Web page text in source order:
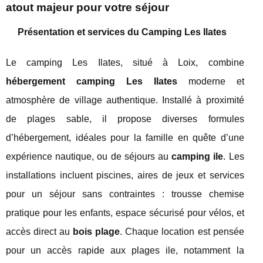
atout majeur pour votre séjour
Présentation et services du Camping Les Ilates
Le camping Les Ilates, situé à Loix, combine
hébergement camping Les Ilatesmoderne et
atmosphère de village authentique. Installé à proximité
de plages sable, il propose diverses formules
d’hébergement, idéales pour la famille en quête d’une
expérience nautique, ou de séjours aucamping ile. Les
installations incluent piscines, aires de jeux et services
pour un séjour sans contraintes : trousse chemise
pratique pour les enfants, espace sécurisé pour vélos, et
accès direct au bois plage. Chaque location est pensée
pour un accès rapide aux plages ile, notamment la